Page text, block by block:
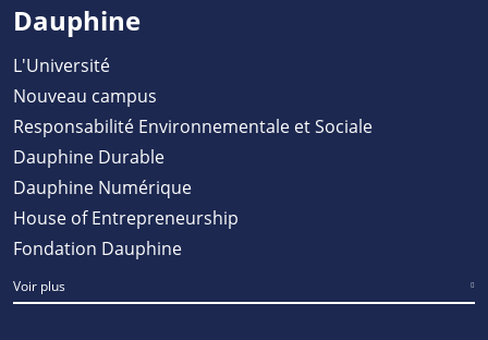
Dauphine
L'Université
Nouveau campus
Responsabilité Environnementale et Sociale
Dauphine Durable
Dauphine Numérique
House of Entrepreneurship
Fondation Dauphine
Voir plus